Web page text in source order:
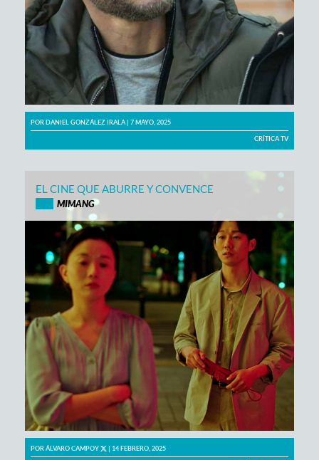
PORDANIEL GONZÁLEZ IRALA | 7 MAYO, 2025
CRÍTICA TV
EL CINE QUE ABURRE Y CONVENCE
MIMANG
PORÁLVARO CAMPOY | 14 FEBRERO, 2025